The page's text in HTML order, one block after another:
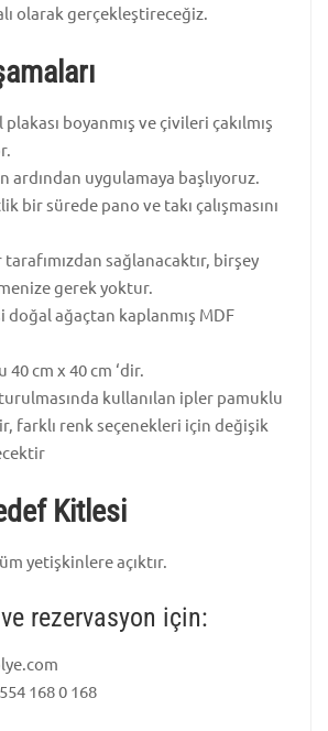
olarak gerçekleştireceğiz.
boyanmış ve çivileri çakılmış
ardından uygulamaya başlıyoruz.
bir sürede pano ve takı çalışmasını
sağlanacaktır, birşey
gerek yoktur.
doğal ağaçtan kaplanmış MDF
cm x 40 cm ‘dir.
kullanılan ipler pamuklu
farklı renk seçenekleri için değişik
Kitlesi
yetişkinlere açıktır.
rezervasyon için:
168 0 168